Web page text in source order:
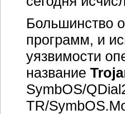
Большинство
программ, и
уязвимости
название
SymbOS/
TR/